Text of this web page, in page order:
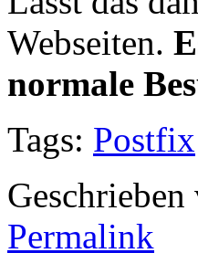
Webseiten.
normale
Tags: Postfix
Permalink